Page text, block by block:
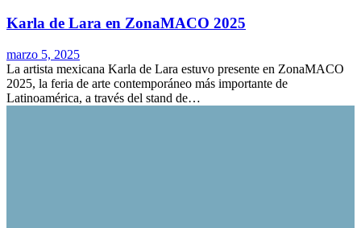
Karla de Lara en ZonaMACO 2025
marzo 5, 2025
La artista mexicana Karla de Lara estuvo presente en ZonaMACO
2025, la feria de arte contemporáneo más importante de
Latinoamérica, a través del stand de…